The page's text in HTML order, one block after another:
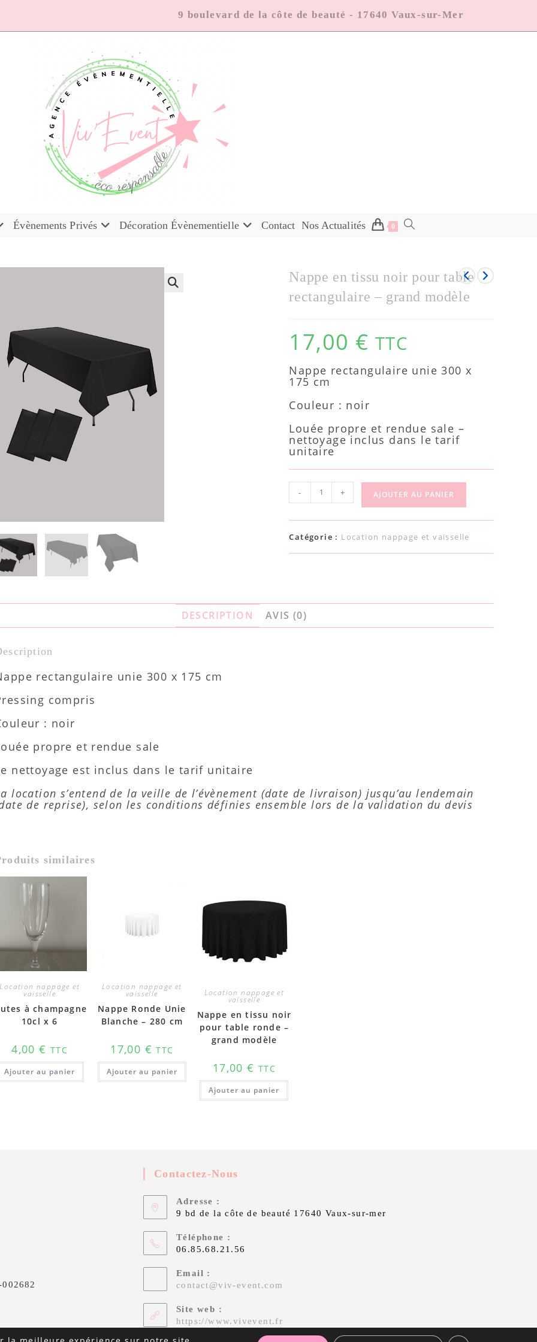
9 boulevard de la côte de beauté - 17640 Vaux-sur-Mer
Évènements Privés Décoration Évènementielle Contact Nos Actualités 0
Nappe en tissu noir pour table
rectangulaire – grand modèle
17,00 € TTC
Nappe rectangulaire unie 300 x
175 cm
Couleur : noir
Louée propre et rendue sale –
nettoyage inclus dans le tarif
unitaire
- + AJOUTER AU PANIER
Catégorie : Location nappage et vaisselle
DESCRIPTION AVIS (0)
rectangulaire unie 300 x 175 cm
compris
: noir
propre et rendue sale
nettoyage est inclus dans le tarif unitaire
location s’entend de la veille de l’évènement (date de livraison) jusqu’au lendemain
de reprise), selon les conditions définies ensemble lors de la validation du devis
similaires
Location nappage et
vaisselle
à champagne
10cl x 6
4,00€ TTC
Ajouter au panier
Location nappage et
vaisselle
Nappe Ronde Unie
Blanche – 280 cm
17,00 € TTC
Ajouter au panier
Location nappage et
vaisselle
Nappe en tissu noir
pour table ronde –
grand modèle
17,00€ TTC
Ajouter au panier
Contactez-Nous
Adresse :
9 bd de la côte de beauté 17640 Vaux-sur-mer
Téléphone :
06.85.68.21.56
Email :
contact@viv-event.com
Site web :
https://www.vivevent.fr